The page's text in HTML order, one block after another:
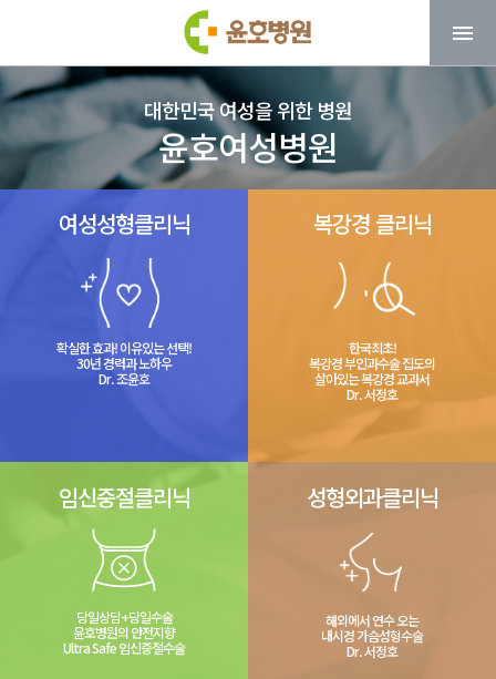
대한민국 여성을 위한 병원
윤호여성병원
여성성형클리닉
확실한 효과! 이유있는 선택!
30년 경력과 노하우
Dr. 조윤호
복강경 클리닉
한국최초!
복강경 부인과수술 집도의
살아있는 복강경 교과서
Dr. 서정호
임신중절클리닉
당일상담+당일수술
윤호병원의 안전지향
Ultra Safe 임신중절수술
성형외과클리닉
해외에서 연수 오는
내시경 가슴성형수술
Dr. 서정호